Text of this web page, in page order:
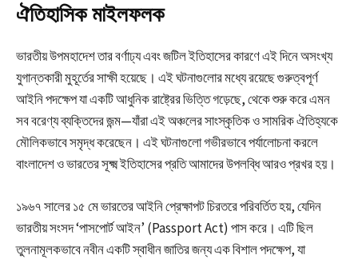
ঐতিহাসিক মাইলফলক
ভারতীয় উপমহাদেশ তার বর্ণাঢ্য এবং জটিল ইতিহাসের কারণে এই দিনে অসংখ্য
যুগান্তকারী মুহূর্তের সাক্ষী হয়েছে। এই ঘটনাগুলোর মধ্যে রয়েছে গুরুত্বপূর্ণ
আইনি পদক্ষেপ যা একটি আধুনিক রাষ্ট্রের ভিত্তি গড়েছে, থেকে শুরু করে এমন
সব বরেণ্য ব্যক্তিদের জন্ম—যাঁরা এই অঞ্চলের সাংস্কৃতিক ও সামরিক ঐতিহ্যকে
মৌলিকভাবে সমৃদ্ধ করেছেন। এই ঘটনাগুলো গভীরভাবে পর্যালোচনা করলে
বাংলাদেশ ও ভারতের সূক্ষ্ম ইতিহাসের প্রতি আমাদের উপলব্ধি আরও প্রখর হয়।
১৯৬৭ সালের ১৫ মে ভারতের আইনি প্রেক্ষাপট চিরতরে পরিবর্তিত হয়, যেদিন
ভারতীয় সংসদ ‘পাসপোর্ট আইন’ (Passport Act) পাস করে। এটি ছিল
তুলনামূলকভাবে নবীন একটি স্বাধীন জাতির জন্য এক বিশাল পদক্ষেপ, যা